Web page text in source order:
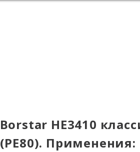
Borstar HE3410
(PE80). Применения: